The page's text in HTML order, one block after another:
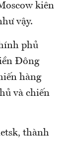
kiên
vậy.
phủ
Đông
hàng
và chiến
thành